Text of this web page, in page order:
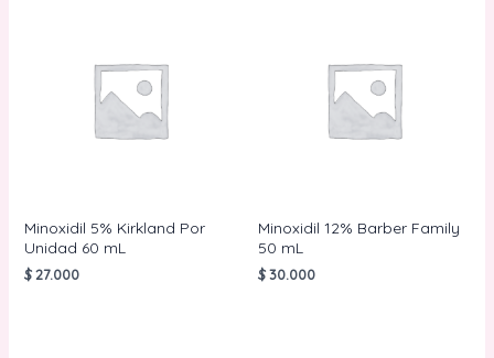
Minoxidil 5% Kirkland Por
Unidad 60 mL
$27.000
Minoxidil 12% Barber Family
50 mL
$30.000